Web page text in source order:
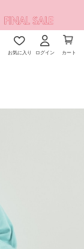
お気に入り ログイン カート